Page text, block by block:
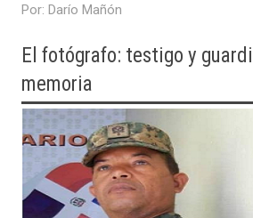
​Por: Darío Mañón
El fotógrafo: testigo y
memoria